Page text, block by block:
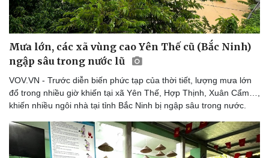
Mưa lớn, các xã vùng cao Yên Thế cũ (Bắc Ninh)
ngập sâu trong nước lũ
VOV.VN - Trước diễn biến phức tạp của thời tiết, lượng mưa lớn
đổ trong nhiều giờ khiến tại xã Yên Thế, Hợp Thịnh, Xuân Cẩm…,
khiến nhiều ngôi nhà tại tỉnh Bắc Ninh bị ngập sâu trong nước.